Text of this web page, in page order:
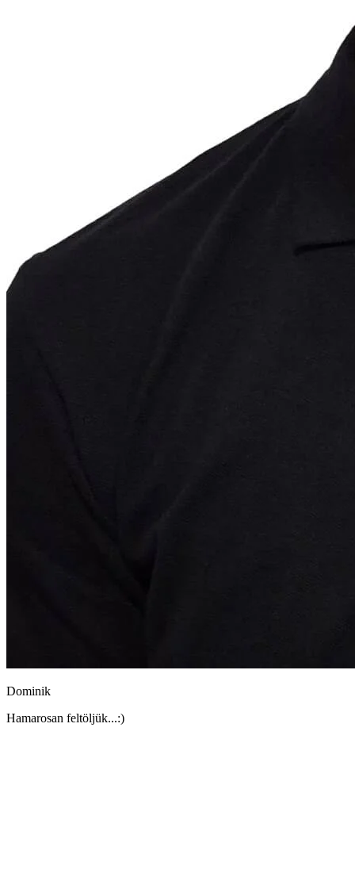
Dominik
Hamarosan feltöljük...:)